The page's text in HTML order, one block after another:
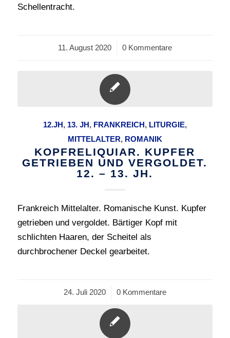
Schellentracht.
11. August 2020
/ 0 Kommentare
12.JH, 13. JH, FRANKREICH, LITURGIE,
MITTELALTER, ROMANIK
KOPFRELIQUIAR. KUPFER
GETRIEBEN UND VERGOLDET.
12. – 13. JH.
Frankreich Mittelalter. Romanische Kunst. Kupfer
getrieben und vergoldet. Bärtiger Kopf mit
schlichten Haaren, der Scheitel als
durchbrochener Deckel gearbeitet.
24. Juli 2020
/ 0 Kommentare